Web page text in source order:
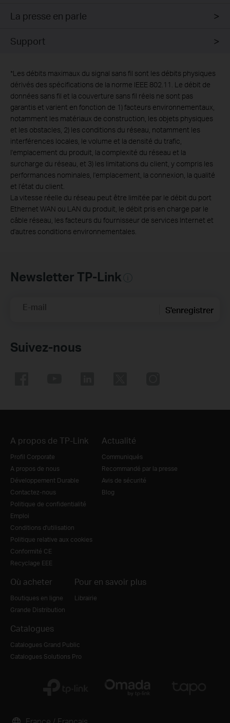
La presse en parle
Support
*Les débits maximaux du signal sans fil sont les débits physiques
dérivés des spécifications de la norme IEEE 802.11. Le débit de
données sans fil et la couverture sans fil réels ne sont pas
garantis et varient en fonction de 1) facteurs environnementaux,
notamment les matériaux de construction, les objets physiques
et les obstacles, 2) les conditions du réseau, notamment les
interférences locales, le volume et la densité du trafic,
l'emplacement du produit, la complexité du réseau et la
surcharge du réseau, et 3) les limitations du client, y compris les
performances nominales, l'emplacement, la connexion, la qualité
et l'état du client.
La vitesse réelle du réseau peut être limitée par le débit du port
Ethernet WAN ou LAN du produit, le débit pris en charge par le
câble réseau, les facteurs du fournisseur de services Internet et
d'autres conditions environnementales.
Newsletter TP-Link
E-mail S'enregistrer
Suivez-nous
A propos de TP-Link
Profil Corporate
A propos de nous
Développement Durable
Contactez-nous
Politique de confidentialité
Emploi
Conditions d'utilisation
Politique relative aux cookies
Conformité CE
Recyclage EEE
Actualité
Communiqués
Recommandé par la presse
Avis de sécurité
Blog
Où acheter
Boutiques en ligne
Grande Distribution
Pour en savoir plus
Librairie
Catalogues
Catalogues Grand Public
Catalogues Solutions Pro